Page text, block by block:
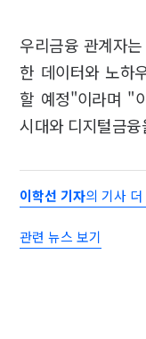
우리금융 관계자
한 데이터와 노하
할 예정"이라며 "
시대와 디지털금
이학선 기자의 기사 더
관련 뉴스 보기